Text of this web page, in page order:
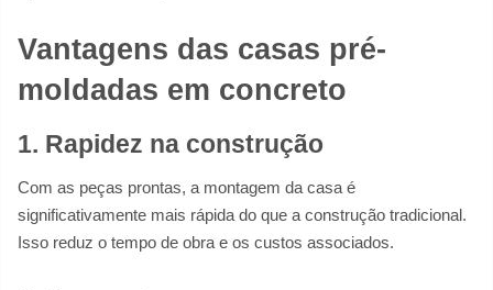
Vantagens das casas pré-
moldadas em concreto
1. Rapidez na construção
Com as peças prontas, a montagem da casa é
significativamente mais rápida do que a construção tradicional.
Isso reduz o tempo de obra e os custos associados.